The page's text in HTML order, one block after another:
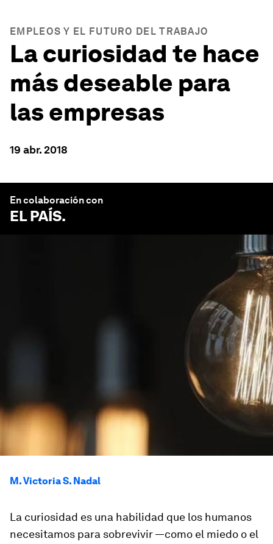
EMPLEOS Y EL FUTURO DEL TRABAJO
La curiosidad te hace
más deseable para
las empresas
19 abr. 2018
En colaboración con
EL PAÍS.
M. Victoria S. Nadal
La curiosidad es una habilidad que los humanos
necesitamos para sobrevivir —como el miedo o el